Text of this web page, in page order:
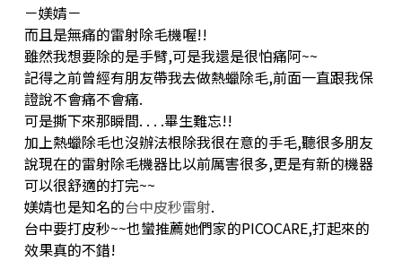
－媄婧－
而且是無痛的雷射除毛機喔!!
雖然我想要除的是手臂,可是我還是很怕痛阿~~
記得之前曾經有朋友帶我去做熱蠟除毛,前面一直跟我保
證說不會痛不會痛.
可是撕下來那瞬間. . . .畢生難忘!!
加上熱蠟除毛也沒辦法根除我很在意的手毛,聽很多朋友
說現在的雷射除毛機器比以前厲害很多,更是有新的機器
可以很舒適的打完~~
媄婧也是知名的台中皮秒雷射.
台中要打皮秒~~也蠻推薦她們家的PICOCARE,打起來的
效果真的不錯!